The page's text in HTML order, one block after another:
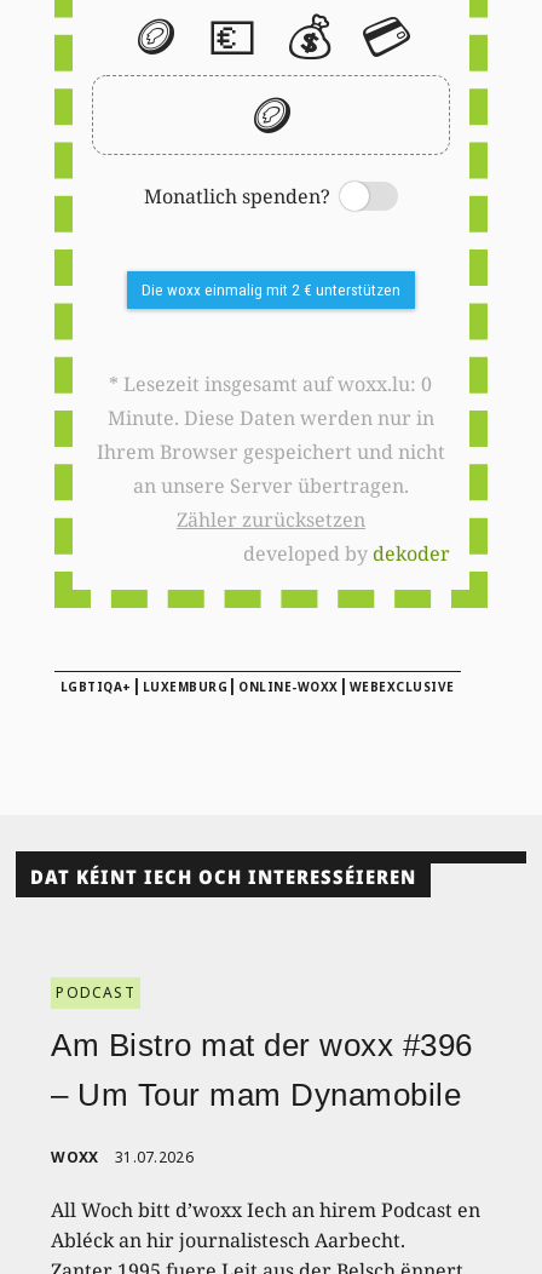
🪙 💶 💰 💳
🪙
Monatlich spenden?
Switch
Die woxx einmalig mit 2 € unterstützen
* Lesezeit insgesamt auf woxx.lu: 0
Minute. Diese Daten werden nur in
Ihrem Browser gespeichert und nicht
an unsere Server übertragen.
Zähler zurücksetzen
developed bydekoder
LGBTIQA+ | LUXEMBURG | ONLINE-WOXX | WEBEXCLUSIVE
DAT KÉINT IECH OCH INTERESSÉIEREN
PODCAST
Am Bistro mat der woxx #396
– Um Tour mam Dynamobile
WOXX 31.07.2026
All Woch bitt d’woxx Iech an hirem Podcast en
Abléck an hir journalistesch Aarbecht.